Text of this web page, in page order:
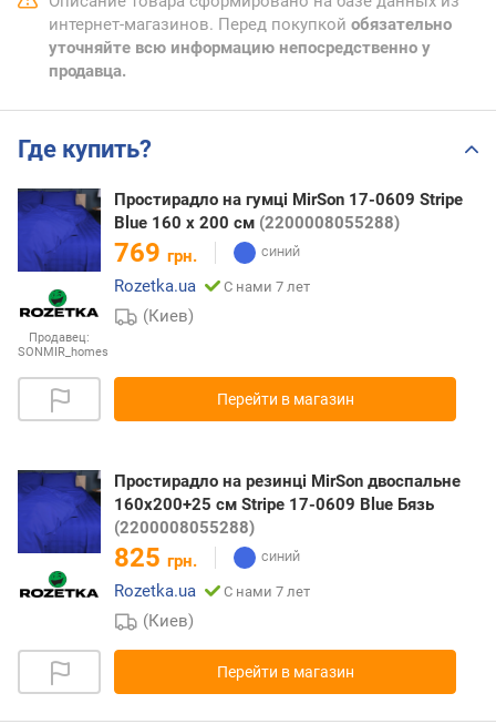
интернет-магазинов. Перед покупкой обязательно
уточняйте всю информацию непосредственно у
продавца.
Где купить?
Продавец:
SONMIR_homes
Простирадло на гумці MirSon 17-0609 Stripe
Blue 160 х 200 см (2200008055288)
769 грн.
Rozetka.ua
С нами 7 лет
(Киев)
Перейти в магазин
Простирадло на резинці MirSon двоспальне
160x200+25 см Stripe 17-0609 Blue Бязь
(2200008055288)
825 грн.
Rozetka.ua
С нами 7 лет
(Киев)
Перейти в магазин